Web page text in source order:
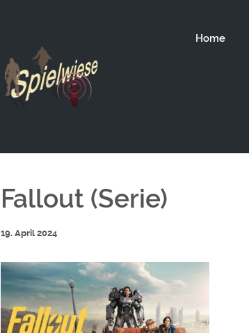
Home
Fallout (Serie)
19. April 2024